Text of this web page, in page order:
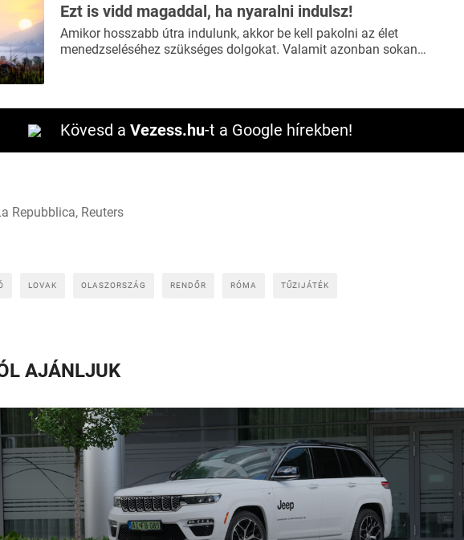
Ezt is vidd magaddal, ha nyaralni indulsz!
Amikor hosszabb útra indulunk, akkor be kell pakolni az élet
menedzseléséhez szükséges dolgokat. Valamit azonban sokan…
Kövesd a Vezess.hu-t a Google hírekben!
Repubblica, Reuters
LOVAK OLASZORSZÁG RENDŐR RÓMA TŰZIJÁTÉK
AJÁNLJUK